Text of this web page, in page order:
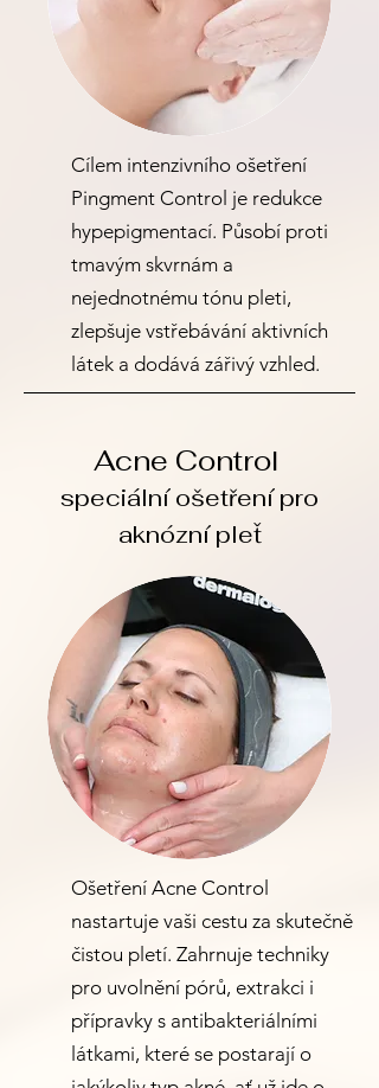
Cílem intenzivního ošetření
Pingment Control je redukce
hypepigmentací. Působí proti
tmavým skvrnám a
nejednotnému tónu pleti,
zlepšuje vstřebávání aktivních
látek a dodává zářivý vzhled.
Acne Control
speciální ošetření pro
aknózní pleť
Ošetření Acne Control
nastartuje vaši cestu za skutečně
čistou pletí. Zahrnuje techniky
pro uvolnění pórů, extrakci i
přípravky s antibakteriálními
látkami, které se postarají o